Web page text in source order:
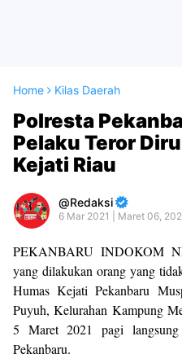
Home Kilas Daerah
Polresta
Pelaku Teror
Kejati Riau
Redaksi
6 Mar 2021 | Maret 06,
PEKANBARU INDOKOM
yang dilakukan orang yang
Humas Kejati Pekanbaru
Puyuh, Kelurahan Kampung
5 Maret 2021 pagi langsung
Pekanbaru.